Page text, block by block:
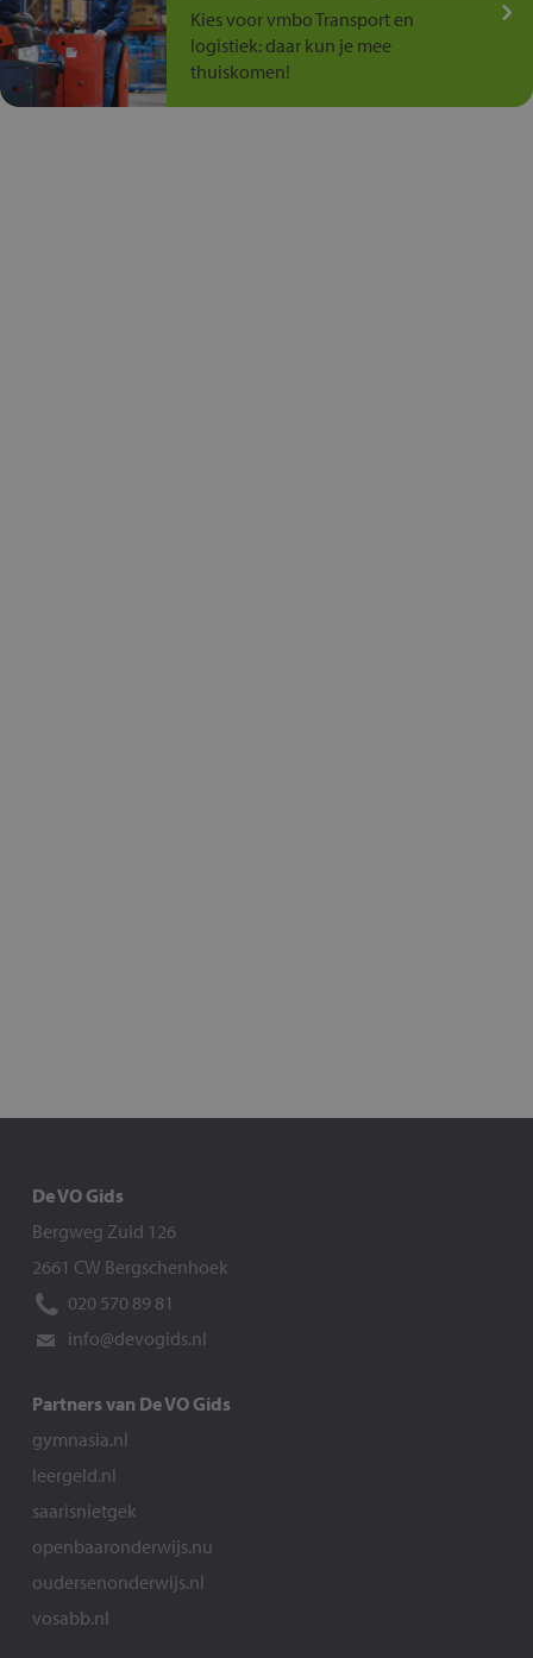
Kies voor vmbo Transport en
logistiek: daar kun je mee
thuiskomen!
De VO Gids
Bergweg Zuid 126
2661 CW Bergschenhoek
020 570 89 81
info@devogids.nl
Partners van De VO Gids
gymnasia.nl
leergeld.nl
saarisnietgek
openbaaronderwijs.nu
oudersenonderwijs.nl
vosabb.nl